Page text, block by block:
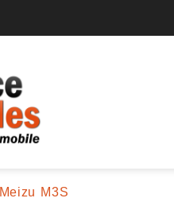
Meizu M3S